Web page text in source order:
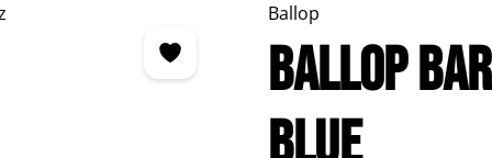
Ballop
BALLOP